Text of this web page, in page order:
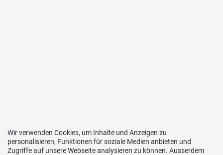
Wir verwenden Cookies, um Inhalte und Anzeigen zu
personalisieren, Funktionen für soziale Medien anbieten und
Zugriffe auf unsere Webseite analysieren zu können. Ausserdem